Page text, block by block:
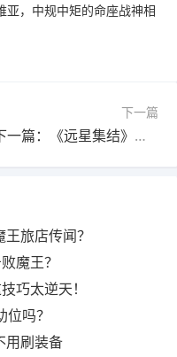
亚，中规中矩的命座战神相
下一篇
下一篇：《远星集结》机械创神敌人图鉴全解析
旅店传闻？
魔王？
巧太逆天！
吗？
用刷装备